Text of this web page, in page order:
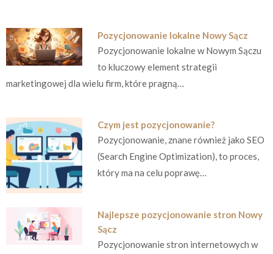
Pozycjonowanie lokalne Nowy Sącz
Pozycjonowanie lokalne w Nowym Sączu
to kluczowy element strategii
marketingowej dla wielu firm, które pragną…
Czym jest pozycjonowanie?
Pozycjonowanie, znane również jako SEO
(Search Engine Optimization), to proces,
który ma na celu poprawę…
Najlepsze pozycjonowanie stron Nowy
Sącz
Pozycjonowanie stron internetowych w